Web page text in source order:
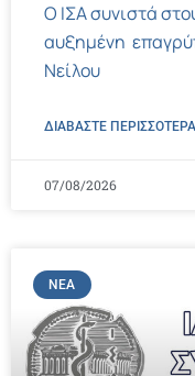
Ο ΙΣΑ συνιστά
αυξημένη
Νείλου
ΔΙΑΒΑΣΤΕ
07/08/2026
ΝΈΑ